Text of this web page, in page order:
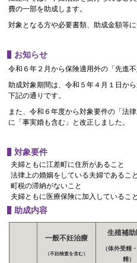
費の一部を助成します。
対象となる方や必要書類、助成金額等
お知らせ
令和６年２月から保険適用外の「先進
助成対象期間は、令和５年４月１日か
下記の通りです。
また、令和６年度から対象要件の「法
に「事実婚も含む」と改正しました。
対象要件
夫婦ともに江差町に住所があること
法律上の婚姻をしている夫婦であるこ
町税の滞納がないこと
夫婦ともに医療保険に加入していること
助成内容
一般不妊治療
（不妊検査を含む）
生殖補
（体外受精
精）